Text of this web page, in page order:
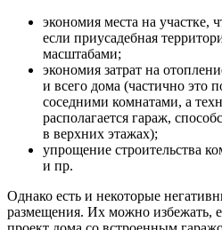
экономия места на участке,
если приусадебная
масштабами;
экономия затрат на
и всего дома (частично это
соседними комнатами, а
располагается гараж,
в верхних этажах);
упрощение строительства
и пр.
Однако есть и некоторые
размещения. Их можно избежать,